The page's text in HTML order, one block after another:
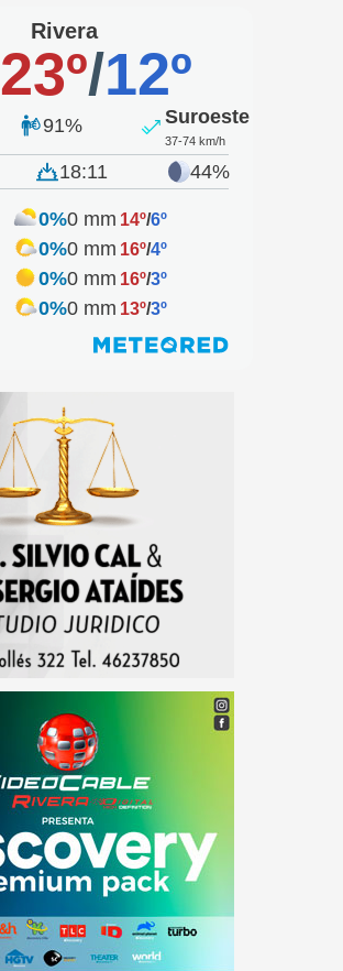
Rivera
23º/12º
91% Suroeste
37-74 km/h
18:11 44%
0%0 mm 14º/6º
0%0 mm 16º/4º
0%0 mm 16º/3º
0%0 mm 13º/3º